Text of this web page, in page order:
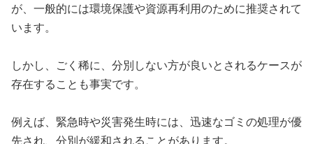
が、一般的には環境保護や資源再利用のために推奨されて
います。
しかし、ごく稀に、分別しない方が良いとされるケースが
存在することも事実です。
例えば、緊急時や災害発生時には、迅速なゴミの処理が優
先され、分別が緩和されることがあります。